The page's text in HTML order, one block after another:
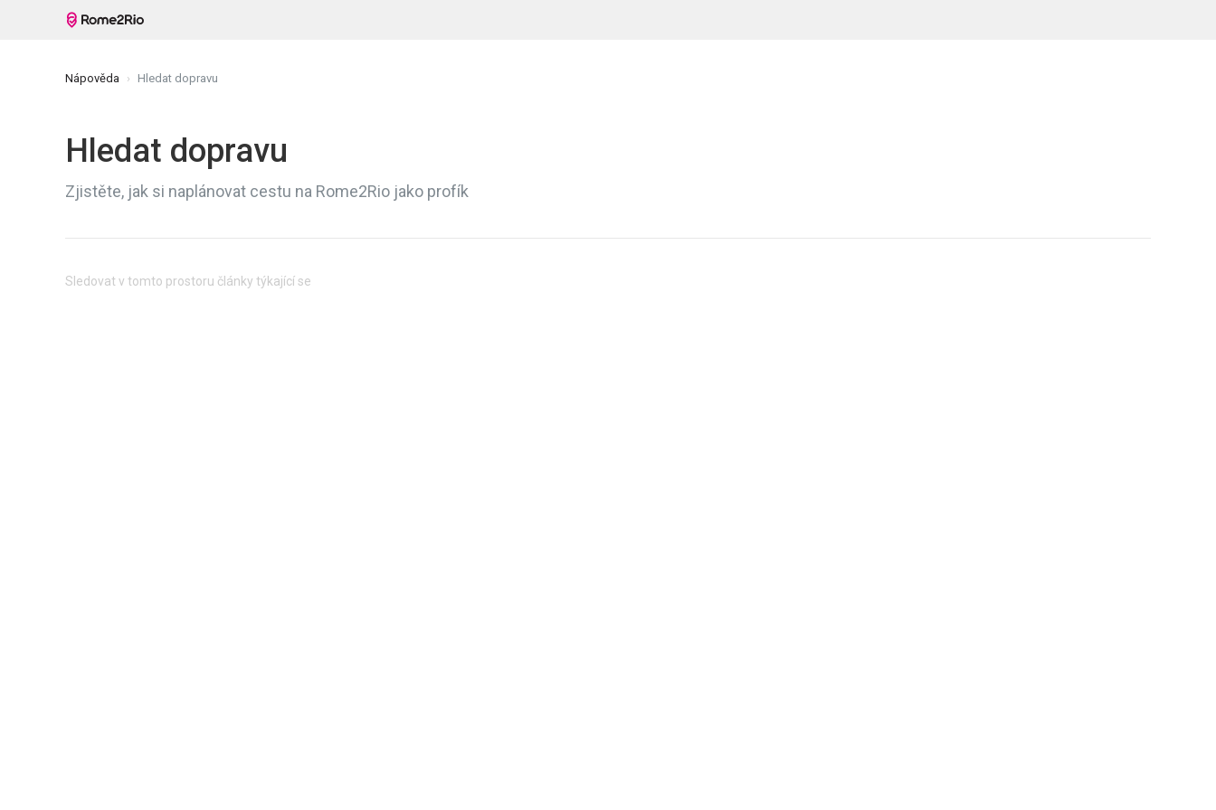
Nápověda Hledat dopravu
Hledat dopravu
Zjistěte, jak si naplánovat cestu na Rome2Rio jako profík
Sledovat v tomto prostoru články týkající se